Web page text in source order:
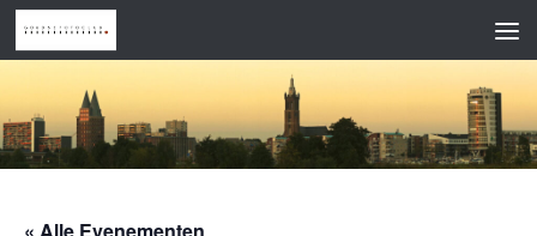
Doorgaan naar inhoud